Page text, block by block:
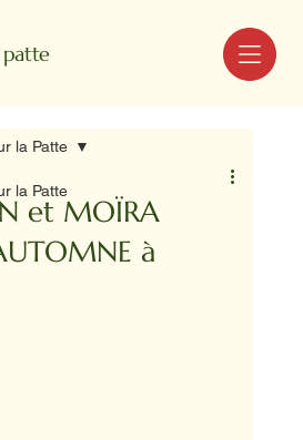
MENU
la Patte
la Patte
et MOÏRA
à